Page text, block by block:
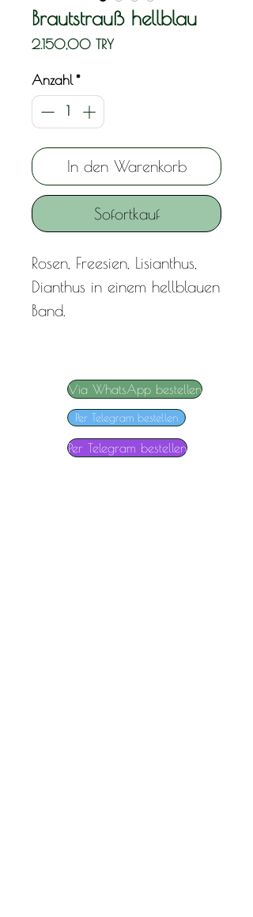
Brautstrauß hellblau
2.150,00 TRYPreis
Anzahl *
In den Warenkorb
Sofortkauf
Rosen, Freesien, Lisianthus,
Dianthus in einem hellblauen
Band.
Via WhatsApp bestellen
Per Telegram bestellen
Per Telegram bestellen